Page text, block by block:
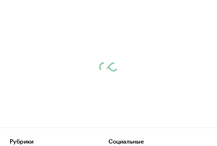
Рубрики
Социальные